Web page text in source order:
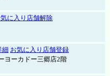
に入り店舗解除
細 お気に入り店舗登録
ヨーカドー三郷店2階